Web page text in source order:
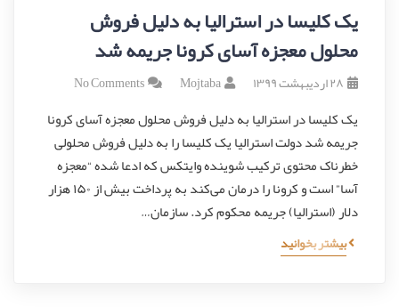
یک کلیسا در استرالیا به دلیل فروش
محلول معجزه آسای کرونا جریمه شد
۲۸ اردیبهشت ۱۳۹۹ Mojtaba
No Comments
یک کلیسا در استرالیا به دلیل فروش محلول معجزه آسای کرونا
جریمه شد دولت استرالیا یک کلیسا را به دلیل فروش محلولی
خطرناک محتوی ترکیب شوینده وایتکس که ادعا شده “معجزه
آسا” است و کرونا را درمان می‌کند به پرداخت بیش از ۱۵۰ هزار
دلار (استرالیا) جریمه محکوم کرد. سازمان…
بیشتر بخوانید